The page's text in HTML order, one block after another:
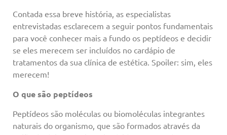
Contada essa breve história, as especialistas
entrevistadas esclarecem a seguir pontos fundamentais
para você conhecer mais a fundo os peptídeos e decidir
se eles merecem ser incluídos no cardápio de
tratamentos da sua clínica de estética. Spoiler: sim, eles
merecem!
O que são peptídeos
Peptídeos são moléculas ou biomoléculas integrantes
naturais do organismo, que são formados através da